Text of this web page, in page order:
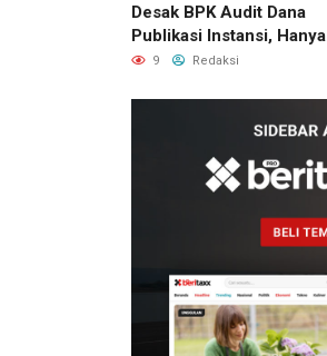
Desak BPK Audit Dana
Publikasi Instansi, Hanya
untuk Perusahaan Pers
9 Redaksi
Deli
Serdang
Bantah
Terlibat